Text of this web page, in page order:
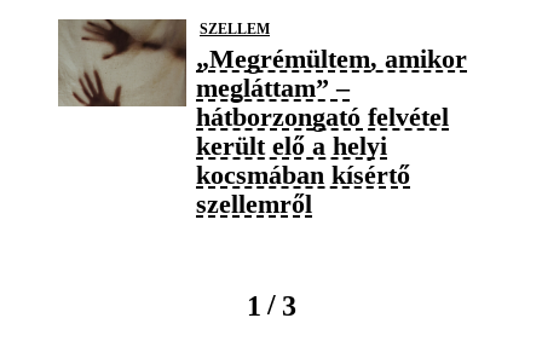
SZELLEM
„Megrémültem, amikor
megláttam” –
hátborzongató felvétel
került elő a helyi
kocsmában kísértő
szellemről
1 / 3